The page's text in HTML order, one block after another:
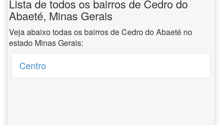
Lista de todos os bairros de Cedro do
Abaeté, Minas Gerais
Veja abaixo todas os bairros de Cedro do Abaeté no
estado Minas Gerais:
Centro